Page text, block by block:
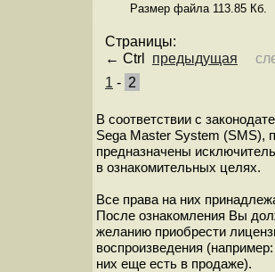
Размер файла 113.85 Кб.
Страницы:
← Ctrl предыдущая
1 - 2
В соответствии с
Sega Master System (SMS),
предназначены
в ознакомительных целях.
Все права на них
После ознакомления Вы
желанию приобрести
воспроизведения
них еще есть в продаже).